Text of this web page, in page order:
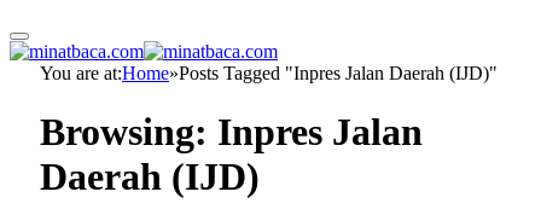
You are at:Home»Posts Tagged "Inpres Jalan Daerah (IJD)"
Browsing: Inpres Jalan
Daerah (IJD)